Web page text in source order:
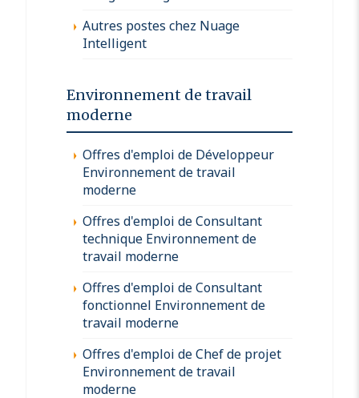
Autres postes chez Nuage
Intelligent
Environnement de travail
moderne
Offres d'emploi de Développeur
Environnement de travail
moderne
Offres d'emploi de Consultant
technique Environnement de
travail moderne
Offres d'emploi de Consultant
fonctionnel Environnement de
travail moderne
Offres d'emploi de Chef de projet
Environnement de travail
moderne